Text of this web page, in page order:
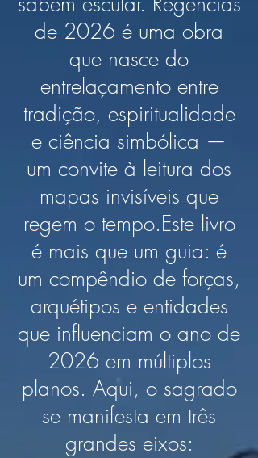
de 2026 é uma obra
que nasce do
entrelaçamento entre
tradição, espiritualidade
e ciência simbólica —
um convite à leitura dos
mapas invisíveis que
regem o tempo.Este livro
é mais que um guia: é
um compêndio de forças,
arquétipos e entidades
que influenciam o ano de
2026 em múltiplos
planos. Aqui, o sagrado
se manifesta em três
grandes eixos: